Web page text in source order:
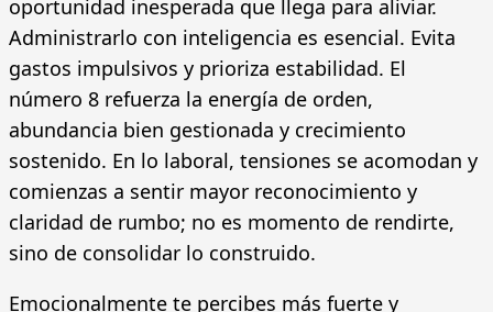
oportunidad inesperada que llega para aliviar.
Administrarlo con inteligencia es esencial. Evita
gastos impulsivos y prioriza estabilidad. El
número 8 refuerza la energía de orden,
abundancia bien gestionada y crecimiento
sostenido. En lo laboral, tensiones se acomodan y
comienzas a sentir mayor reconocimiento y
claridad de rumbo; no es momento de rendirte,
sino de consolidar lo construido.
Emocionalmente te percibes más fuerte y